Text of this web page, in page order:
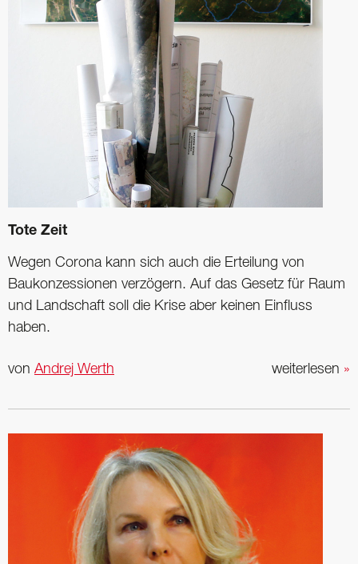
Tote Zeit
Wegen Corona kann sich auch die Erteilung von
Baukonzessionen verzögern. Auf das Gesetz für Raum
und Landschaft soll die Krise aber keinen Einfluss
haben.
weiterlesen »
von Andrej Werth